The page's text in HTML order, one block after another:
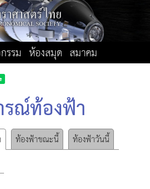
รรม ห้องสมุด สมาคม
ณ์ท้องฟ้า
ท้องฟ้าขณะนี้
ท้องฟ้าวันนี้